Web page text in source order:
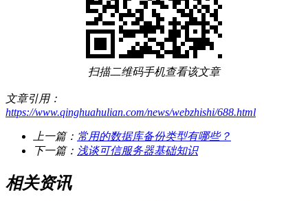
扫描二维码手机查看该文章
文章引用：
https://www.qinghuahulian.com/news/webzhishi/688.html
上一篇： 常用的数据库备份类型有哪些？
下一篇： 浅谈可信服务器基础知识
相关资讯